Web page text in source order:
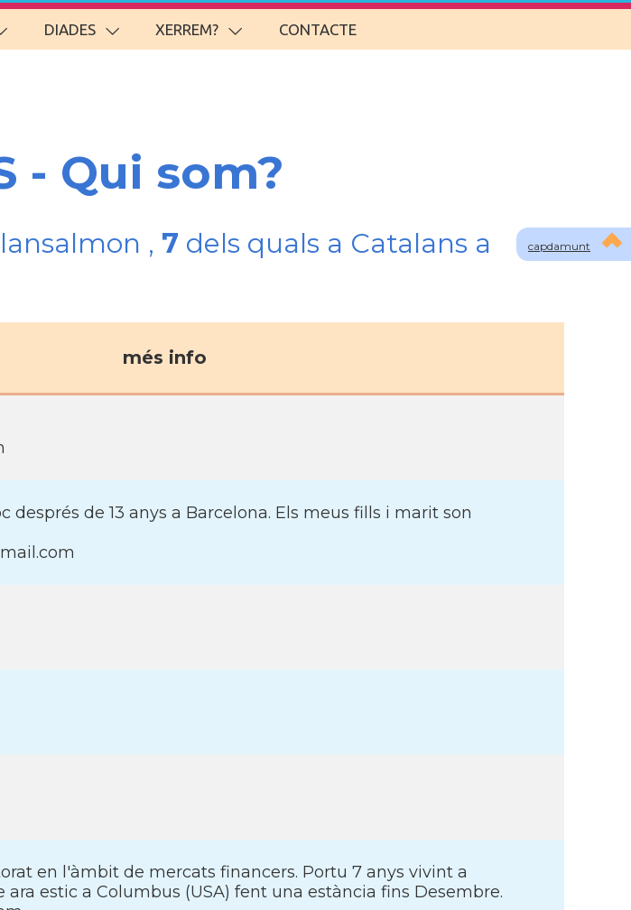
DIADES XERREM? CONTACTE
capdamunt
- Qui som?
, 7 dels quals a Catalans a
més info
després de 13 anys a Barcelona. Els meus fills i marit son
en l'àmbit de mercats financers. Portu 7 anys vivint a
ara estic a Columbus (USA) fent una estància fins Desembre.